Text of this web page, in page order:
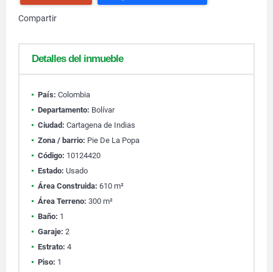
Compartir
Detalles del inmueble
País: Colombia
Departamento: Bolívar
Ciudad: Cartagena de Indias
Zona / barrio: Pie De La Popa
Código: 10124420
Estado: Usado
Área Construida: 610 m²
Área Terreno: 300 m²
Baño: 1
Garaje: 2
Estrato: 4
Piso: 1